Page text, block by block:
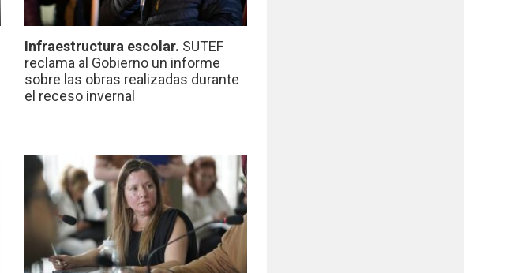
Infraestructura escolar. SUTEF
reclama al Gobierno un informe
sobre las obras realizadas durante
el receso invernal